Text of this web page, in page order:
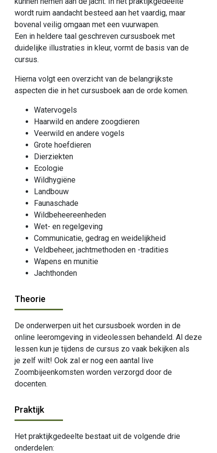
wordt ruim aandacht besteed aan het vaardig, maar
bovenal veilig omgaan met een vuurwapen.
Een in heldere taal geschreven cursusboek met
duidelijke illustraties in kleur, vormt de basis van de
cursus.
Hierna volgt een overzicht van de belangrijkste
aspecten die in het cursusboek aan de orde komen.
Watervogels
Haarwild en andere zoogdieren
Veerwild en andere vogels
Grote hoefdieren
Dierziekten
Ecologie
Wildhygiëne
Landbouw
Faunaschade
Wildbeheereenheden
Wet- en regelgeving
Communicatie, gedrag en weidelijkheid
Veldbeheer, jachtmethoden en -tradities
Wapens en munitie
Jachthonden
Theorie
De onderwerpen uit het cursusboek worden in de
online leeromgeving in videolessen behandeld. Al deze
lessen kun je tijdens de cursus zo vaak bekijken als
je zelf wilt! Ook zal er nog een aantal live
Zoombijeenkomsten worden verzorgd door de
docenten.
Praktijk
Het praktijkgedeelte bestaat uit de volgende drie
onderdelen: